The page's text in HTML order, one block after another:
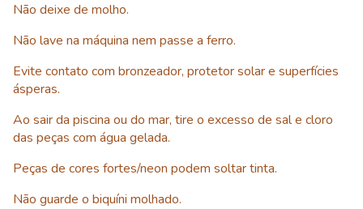
Não deixe de molho.
Não lave na máquina nem passe a ferro.
Evite contato com bronzeador, protetor solar e superfícies
ásperas.
Ao sair da piscina ou do mar, tire o excesso de sal e cloro
das peças com água gelada.
Peças de cores fortes/neon podem soltar tinta.
Não guarde o biquíni molhado.